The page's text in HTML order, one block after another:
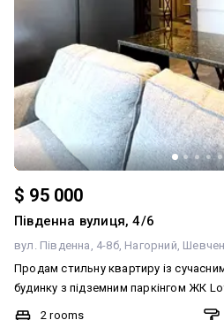
$ 95 000
Південна вулиця, 4/6
вул. Південна, 4-8б Нагорний
Продам стильну квартиру із
будинку з підземним паркінгом ЖК Loft Project
Української добровольчої армії
2 rooms